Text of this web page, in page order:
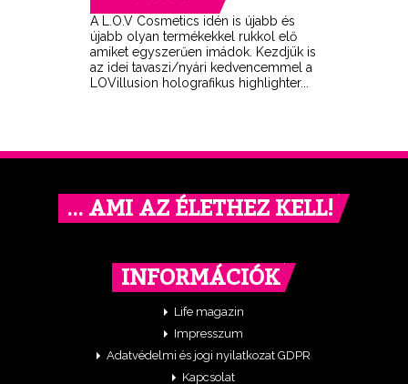
A L.O.V Cosmetics idén is újabb és
újabb olyan termékekkel rukkol elő
amiket egyszerűen imádok. Kezdjük is
az idei tavaszi/nyári kedvencemmel a
LOVillusion holografikus highlighter...
… AMI AZ ÉLETHEZ KELL!
INFORMÁCIÓK
Life magazin
Impresszum
Adatvédelmi és jogi nyilatkozat GDPR
Kapcsolat